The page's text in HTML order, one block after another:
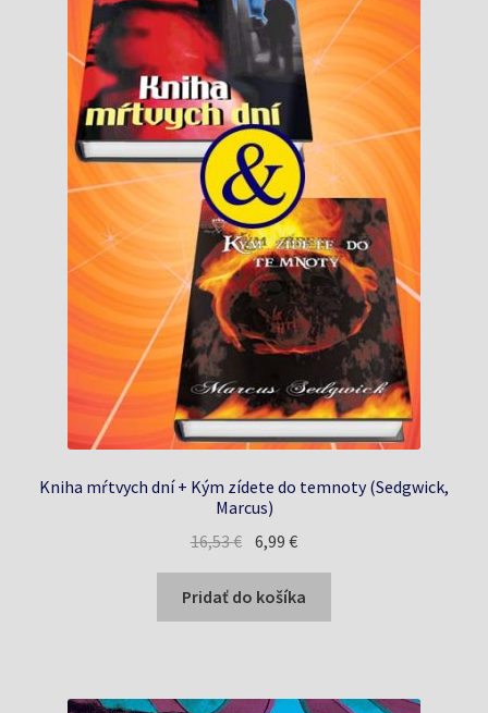
Kniha mŕtvych dní + Kým zídete do temnoty (Sedgwick,
Marcus)
16,53€ Pôvodná
cena
bola:
16,53 €.
6,99€Aktuálna
cena
je:
6,99 €.
Pridať do košíka